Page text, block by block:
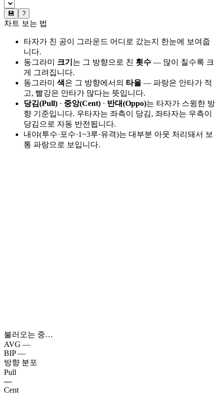
💾 ?
차트 보는 법
타자가 친 공이 그라운드 어디로 갔는지 한눈에 보여줍
니다.
동그라미 크기 는 그 방향으로 친 횟수 — 많이 칠수록 크
게 그려집니다.
동그라미 색은 그 방향에서의 타율 — 파랑은 안타가 적
고, 빨강은 안타가 많다는 뜻입니다.
당김(Pull) · 중앙(Cent) · 반대(Oppo)는 타자가 스윙한 방
향 기준입니다. 우타자는 좌측이 당김, 좌타자는 우측이
당김으로 자동 반전됩니다.
내야(투수·포수·1~3루·유격)는 대부분 아웃 처리돼서 보
통 파랑으로 보입니다.
불러오는 중…
AVG —
BIP —
방향 분포
Pull
—
Cent